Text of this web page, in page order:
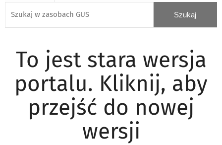
To jest stara wersja
portalu. Kliknij, aby
przejść do nowej
wersji